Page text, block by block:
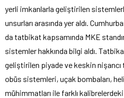
yerli imkanlarla geliştirilen
unsurları arasında yer aldı.
da tatbikat kapsamında MKE
sistemler hakkında bilgi aldı.
geliştirilen piyade ve keskin
obüs sistemleri, uçak bombaları,
mühimmatları ile farklı